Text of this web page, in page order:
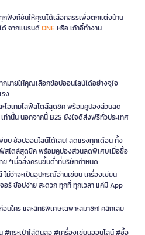
กฟังก์ชันให้คุณได้เลือกสรรเพื่อตกแต่งบ้าน
ด้ จากแบรนด์ONEหรือ เก้าอี้ทำงาน
กมายให้คุณเลือกช้อปออนไลน์ได้อย่างจุใจ
ง
ไอเทมไลฟ์สไตล์สุดชิค พร้อมคูปองส่วนลด
านั้น นอกจากนี้ B2S ยังใจดีส่งฟรีทั่วประเทศ
ยบ ช้อปออนไลน์ได้เลย! ลดแรงทุกเดือน ทั้ง
ฟ์สไตล์สุดชิค พร้อมคูปองส่วนลดพิเศษเมื่อซื้อ
ย *เมื่อสั่งครบขั้นต่ำที่บริษัทกำหนด
ม่ว่าจะเป็นอุปกรณ์อ่านเขียน เครื่องเขียน
ร์ ช้อปง่าย สะดวก ทุกที่ ทุกเวลา แค่มี App
นใคร และสิทธิพิเศษเฉพาะสมาชิก! คลิกเลย
กระเป๋าใส่ดินสอ #เครื่องเขียนออนไลน์ #ซื้อ